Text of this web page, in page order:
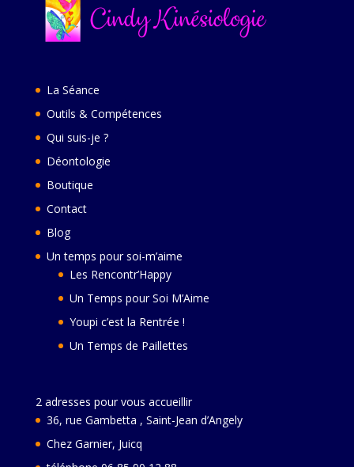
La Séance
Outils & Compétences
Qui suis-je ?
Déontologie
Boutique
Contact
Blog
Un temps pour soi-m’aime
Les Rencontr’Happy
Un Temps pour Soi M’Aime
Youpi c’est la Rentrée !
Un Temps de Paillettes
2 adresses pour vous accueillir
36, rue Gambetta , Saint-Jean d’Angely
Chez Garnier, Juicq